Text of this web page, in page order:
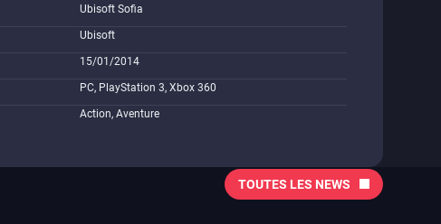
Ubisoft Sofia
Ubisoft
15/01/2014
PC, PlayStation 3, Xbox 360
Action, Aventure
TOUTES LES NEWS